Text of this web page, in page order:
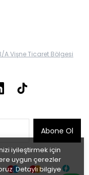
iyileştirmek için
uygun çerezler
Detaylı bilgiye
A Vişne Ticaret Bölgesi
Abone Ol